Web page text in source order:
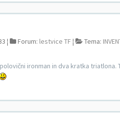
¦ Forum: lestvice TF ¦ Tema:
ironman in dva kratka triatlona.